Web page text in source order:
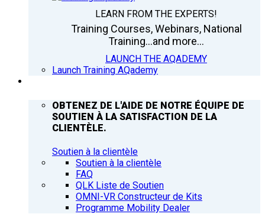
LEARN FROM THE EXPERTS!
Training Courses, Webinars, National
Training...and more...
LAUNCH THE AQADEMY
Launch Training AQademy
OBTENEZ DE L'AIDE DE NOTRE ÉQUIPE DE
SOUTIEN À LA SATISFACTION DE LA
CLIENTÈLE.
Soutien à la clientèle
Soutien à la clientèle
FAQ
QLK Liste de Soutien
OMNI-VR Constructeur de Kits
Programme Mobility Dealer